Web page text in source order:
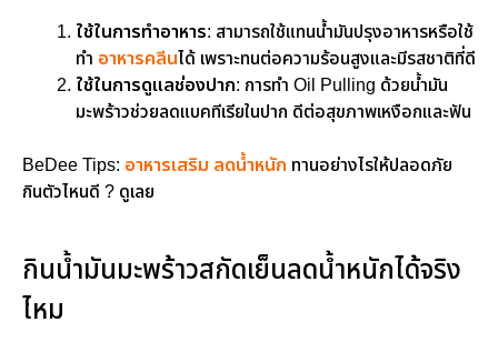
ใช้ในการทำอาหาร: สามารถใช้แทนน้ำมันปรุงอาหารหรือใช้
ทำ อาหารคลีนได้ เพราะทนต่อความร้อนสูงและมีรสชาติที่ดี
ใช้ในการดูแลช่องปาก: การทำ Oil Pulling ด้วยน้ำมัน
มะพร้าวช่วยลดแบคทีเรียในปาก ดีต่อสุขภาพเหงือกและฟัน
BeDee Tips: อาหารเสริม ลดน้ําหนัก ทานอย่างไรให้ปลอดภัย
กินตัวไหนดี ? ดูเลย
กินน้ำมันมะพร้าวสกัดเย็นลดน้ำหนักได้จริง
ไหม